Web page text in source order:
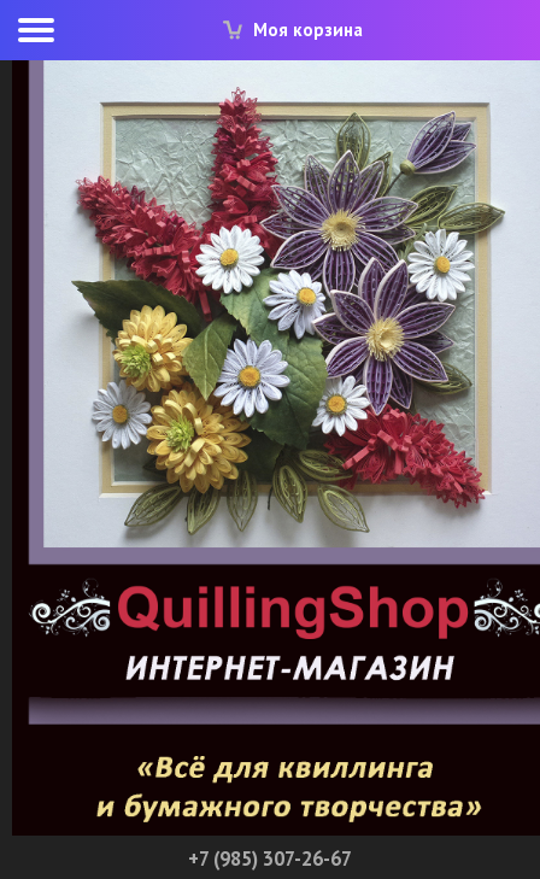
Моя корзина
+7 (985) 307-26-67